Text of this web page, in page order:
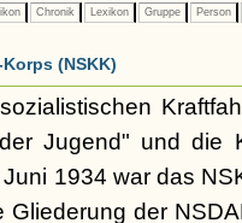
Chronik Lexikon Gruppe Person
(NSKK)
Jugend" und die
1934 war das
der